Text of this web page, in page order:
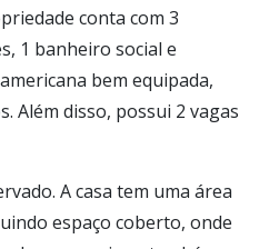
conta com 3
1 banheiro social e
bem equipada,
Além disso, possui 2 vagas
A casa tem uma área
espaço coberto, onde